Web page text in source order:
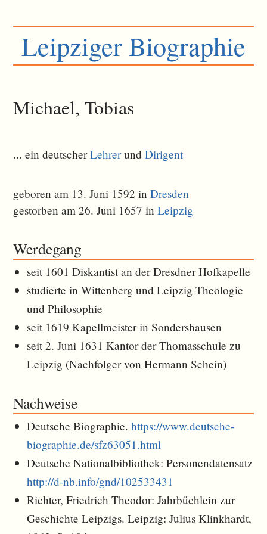
Leipziger Biographie
Michael, Tobias
... ein deutscherLehrerundDirigent
geboren am 13. Juni 1592 inDresden
gestorben am 26. Juni 1657 inLeipzig
Werdegang
seit 1601 Diskantist an der Dresdner Hofkapelle
studierte in Wittenberg und Leipzig Theologie
und Philosophie
seit 1619 Kapellmeister in Sondershausen
seit 2. Juni 1631 Kantor der Thomasschule zu
Leipzig (Nachfolger von Hermann Schein)
Nachweise
Deutsche Biographie.https://www.deutsche-
biographie.de/sfz63051.html
Deutsche Nationalbibliothek: Personendatensatz
http://d-nb.info/gnd/102533431
Richter, Friedrich Theodor: Jahrbüchlein zur
Geschichte Leipzigs. Leipzig: Julius Klinkhardt,